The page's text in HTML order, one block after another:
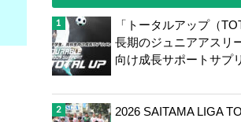
「トータルアップ（
長期のジュニアアスリ
向け成長サポートサプ
2026 SAITAMA LIGA